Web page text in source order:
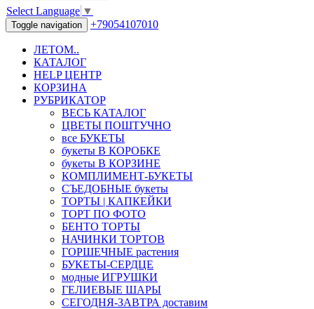
Select Language ▼
Toggle navigation +79054107010
ЛЕТОМ..
КАТАЛОГ
HELP ЦЕНТР
КОРЗИНА
РУБРИКАТОР
ВЕСЬ КАТАЛОГ
ЦВЕТЫ ПОШТУЧНО
все БУКЕТЫ
букеты В КОРОБКЕ
букеты В КОРЗИНЕ
КОМПЛИМЕНТ-БУКЕТЫ
СЪЕДОБНЫЕ букеты
ТОРТЫ | КАПКЕЙКИ
ТОРТ ПО ФОТО
БЕНТО ТОРТЫ
НАЧИНКИ ТОРТОВ
ГОРШЕЧНЫЕ растения
БУКЕТЫ-СЕРДЦЕ
модные ИГРУШКИ
ГЕЛИЕВЫЕ ШАРЫ
СЕГОДНЯ-ЗАВТРА доставим